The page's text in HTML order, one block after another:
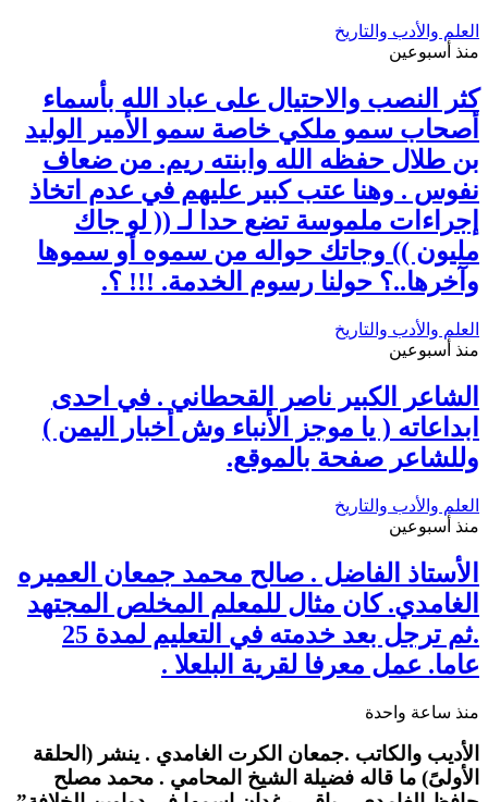
العلم والأدب والتاريخ
منذ أسبوعين
كثر النصب والاحتيال على عباد الله بأسماء
أصحاب سمو ملكي خاصة سمو الأمير الوليد
بن طلال حفظه الله وابنته ريم. من ضعاف
نفوس . وهنا عتب كبير عليهم في عدم اتخاذ
إجراءات ملموسة تضع حدا لـ (( لو جاك
مليون )) وجاتك حواله من سموه أو سموها
وآخرها..؟ حولنا رسوم الخدمة. !!! ؟.
العلم والأدب والتاريخ
منذ أسبوعين
الشاعر الكبير ناصر القحطاني . في احدى
ابداعاته ( يا موجز الأنباء وش أخبار اليمن )
وللشاعر صفحة بالموقع.
العلم والأدب والتاريخ
منذ أسبوعين
الأستاذ الفاضل . صالح محمد جمعان العميره
الغامدي. كان مثال للمعلم المخلص المجتهد
.ثم ترجل بعد خدمته في التعليم لمدة 25
عاما. عمل معرفا لقرية البلعلا .
منذ ساعة واحدة
الأديب والكاتب .جمعان الكرت الغامدي . ينشر (الحلقة
الأولىً) ما قاله فضيلة الشيخ المحامي . محمد مصلح